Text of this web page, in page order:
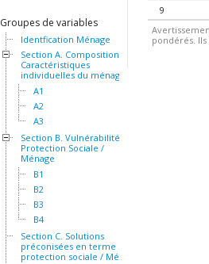
Groupes de variables
Identfication Ménage
Section A. Composition et
Caractéristiques
individuelles du ménage
A1
A2
A3
Section B. Vulnérabilité et
Protection Sociale /
Ménage
B1
B2
B3
B4
Section C. Solutions
préconisées en terme de
protection sociale / Ménage
9
pondérés.